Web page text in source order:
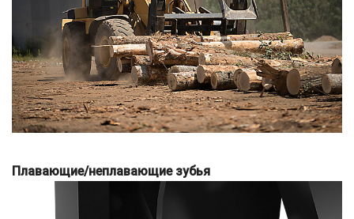
Плавающие/неплавающие зубья